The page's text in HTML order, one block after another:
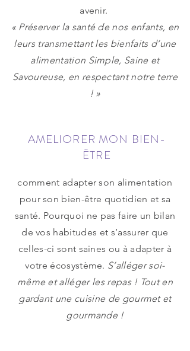
avenir.
« Préserver la santé de nos enfants, en
leurs transmettant les bienfaits d’une
alimentation Simple, Saine et
Savoureuse, en respectant notre terre
! »
AMELIORER MON BIEN-
ÊTRE
comment adapter son alimentation
pour son bien-être quotidien et sa
santé. Pourquoi ne pas faire un bilan
de vos habitudes et s’assurer que
celles-ci sont saines ou à adapter à
votre écosystème. S’alléger soi-
même et alléger les repas ! Tout en
gardant une cuisine de gourmet et
gourmande !